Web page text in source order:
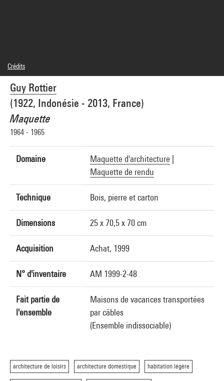
Guy Rottier
(1922, Indonésie - 2013, France)
Maquette
1964 - 1965
Domaine Maquette d'architecture
Maquette de rendu
Technique Bois, pierre et carton
Dimensions 25 x 70,5 x 70 cm
Acquisition Achat, 1999
N° d'inventaire AM 1999-2-48
Fait partie de
l'ensemble
Maisons de vacances transportées
par câbles
(Ensemble indissociable)
architecture de loisirs architecture domestique habitation légère
Crédits
© Guy Rottier
Crédit photographique : Centre Pompidou, MNAM-CCI/Georges Meguerditchian/Dist.
GrandPalaisRmn
Réf. image : 4F30299 [2001 CX 3077]
Diffusion image :